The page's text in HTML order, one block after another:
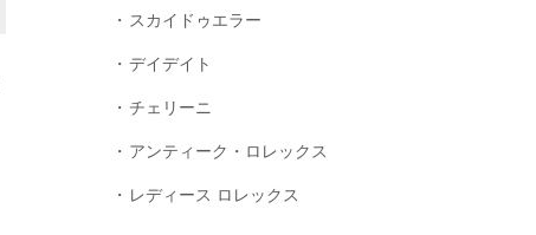
スカイドゥエラー
デイデイト
チェリーニ
アンティーク・ロレックス
レディース ロレックス